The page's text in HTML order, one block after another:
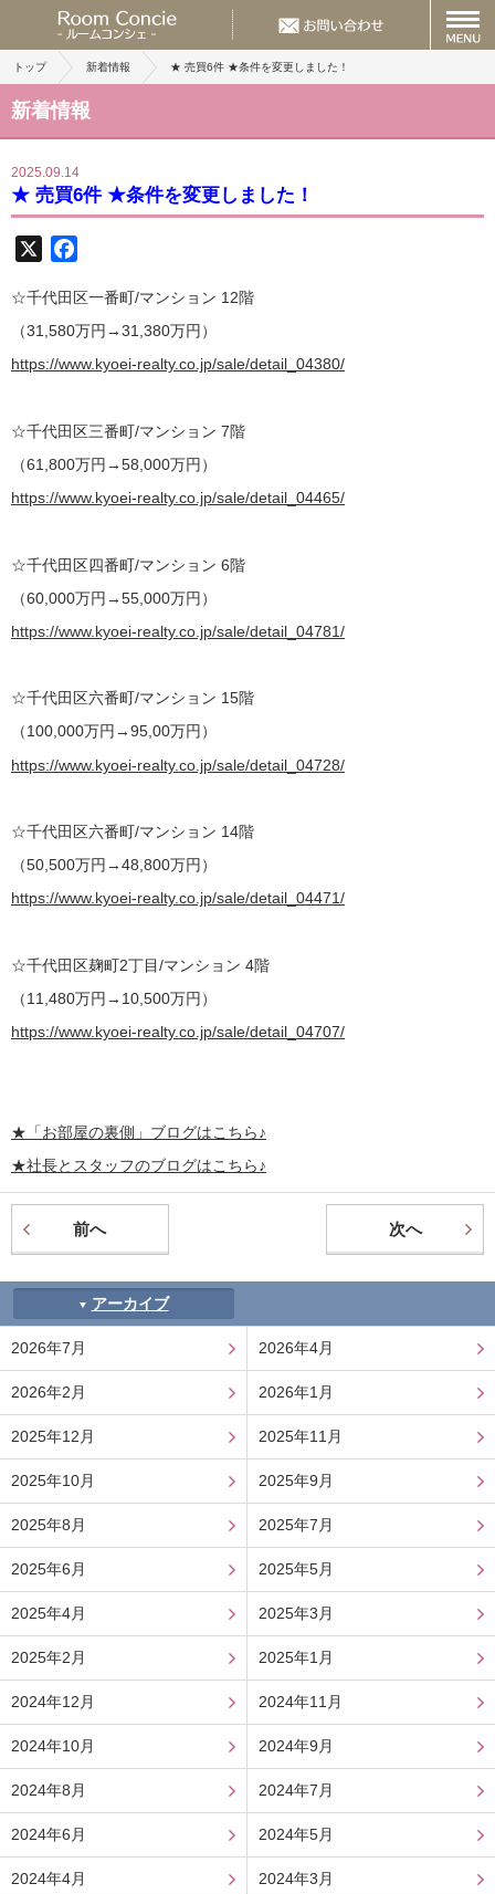
トップ 新着情報 ★ 売買6件 ★条件を変更しました！
新着情報
2025.09.14
★ 売買6件 ★条件を変更しました！
☆千代田区一番町/マンション 12階
（31,580万円→31,380万円）
https://www.kyoei-realty.co.jp/sale/detail_04380/
☆千代田区三番町/マンション 7階
（61,800万円→58,000万円）
https://www.kyoei-realty.co.jp/sale/detail_04465/
☆千代田区四番町/マンション 6階
（60,000万円→55,000万円）
https://www.kyoei-realty.co.jp/sale/detail_04781/
☆千代田区六番町/マンション 15階
（100,000万円→95,00万円）
https://www.kyoei-realty.co.jp/sale/detail_04728/
☆千代田区六番町/マンション 14階
（50,500万円→48,800万円）
https://www.kyoei-realty.co.jp/sale/detail_04471/
☆千代田区麹町2丁目/マンション 4階
（11,480万円→10,500万円）
https://www.kyoei-realty.co.jp/sale/detail_04707/
★ 「お部屋の裏側」 ブログはこちら♪
★社長とスタッフのブログはこちら♪
前へ 次へ
アーカイブ
2026年7月 2026年4月
2026年2月 2026年1月
2025年12月 2025年11月
2025年10月 2025年9月
2025年8月 2025年7月
2025年6月 2025年5月
2025年4月 2025年3月
2025年2月 2025年1月
2024年12月 2024年11月
2024年10月 2024年9月
2024年8月 2024年7月
2024年6月 2024年5月
2024年4月 2024年3月